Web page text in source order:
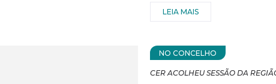
LEIA MAIS
NO CONCELHO
CER ACOLHEU SESSÃO DA